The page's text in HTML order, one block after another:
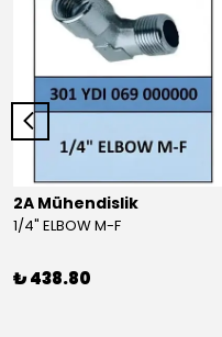
2A Mühendislik
1/4" ELBOW M-F
₺ 438.80